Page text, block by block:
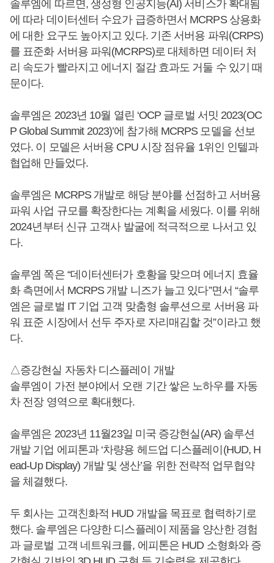
솔루엠에 따르면, 생성형 인공지능(AI) 서비스가 확대됨
에 따라 데이터센터 수요가 급증하면서 MCRPS 상용화
에 대한 요구도 높아지고 있다. 기존 서버용 파워(CRPS)
를 표준화 서버용 파워(MCRPS)로 대체하면 데이터 처
리 속도가 빨라지고 에너지 절감 효과도 거둘 수 있기 때
문이다.
솔루엠은 2023년 10월 열린 ‘OCP 글로벌 서밋 2023(OC
P Global Summit 2023)’에 참가해 MCRPS 모델을 선보
였다. 이 모델은 서버용 CPU 시장 점유율 1위인 인텔과
협업해 만들었다.
솔루엠은 MCRPS 개발로 해당 분야를 선점하고 서버용
파워 사업 규모를 확장한다는 계획을 세웠다. 이를 위해
2024년부터 신규 고객사 발굴에 적극적으로 나서고 있
다.
솔루엠 쪽은 “데이터센터가 호황을 맞으며 에너지 효율
화 측면에서 MCRPS 개발 니즈가 늘고 있다”면서 “솔루
엠은 글로벌 IT 기업 고객 맞춤형 솔루션으로 서버용 파
워 표준 시장에서 선두 주자로 자리매김할 것”이라고 했
다.
△증강현실 자동차 디스플레이 개발
솔루엠이 가전 분야에서 오랜 기간 쌓은 노하우를 자동
차 전장 영역으로 확대했다.
솔루엠은 2023년 11월23일 미국 증강현실(AR) 솔루션
개발 기업 에피톤과 ‘차량용 헤드업 디스플레이(HUD, H
ead-Up Display) 개발 및 생산’을 위한 전략적 업무협약
을 체결했다.
두 회사는 고객친화적 HUD 개발을 목표로 협력하기로
했다. 솔루엠은 다양한 디스플레이 제품을 양산한 경험
과 글로벌 고객 네트워크를, 에피톤은 HUD 소형화와 증